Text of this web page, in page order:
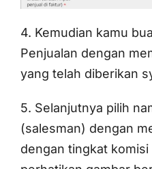
4. Kemudian kamu
Penjualan dengan
yang telah diberikan
5. Selanjutnya pilih
(salesman) dengan
dengan tingkat